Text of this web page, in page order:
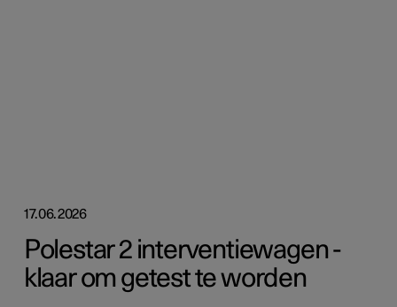
17.06.2026
Polestar 2 interventiewagen -
klaar om getest te worden